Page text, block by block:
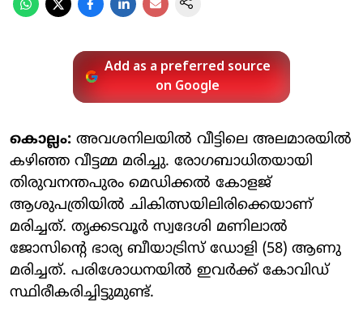
Add as a preferred source
on Google
കൊല്ലം: അവശനിലയിൽ വീട്ടിലെ അലമാരയിൽ
കഴിഞ്ഞ വീട്ടമ്മ മരിച്ചു. രോഗബാധിതയായി
തിരുവനന്തപുരം മെഡിക്കൽ കോളജ്
ആശുപത്രിയിൽ ചികിത്സയിലിരിക്കെയാണ്
മരിച്ചത്. തൃക്കടവൂർ സ്വദേശി മണിലാൽ
ജോസിന്റെ ഭാര്യ ബീയാട്രിസ് ഡോളി (58) ആണു
മരിച്ചത്. പരിശോധനയിൽ ഇവർക്ക് കോവിഡ്
സ്ഥിരീകരിച്ചിട്ടുമുണ്ട്.